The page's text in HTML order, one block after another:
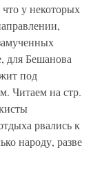
у некоторых
для Бешанова
под
Читаем на стр.
рвались к
народу, разве